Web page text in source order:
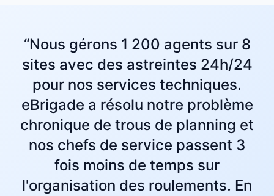
“Nous gérons 1 200 agents sur 8
sites avec des astreintes 24h/24
pour nos services techniques.
eBrigade a résolu notre problème
chronique de trous de planning et
nos chefs de service passent 3
fois moins de temps sur
l'organisation des roulements. En